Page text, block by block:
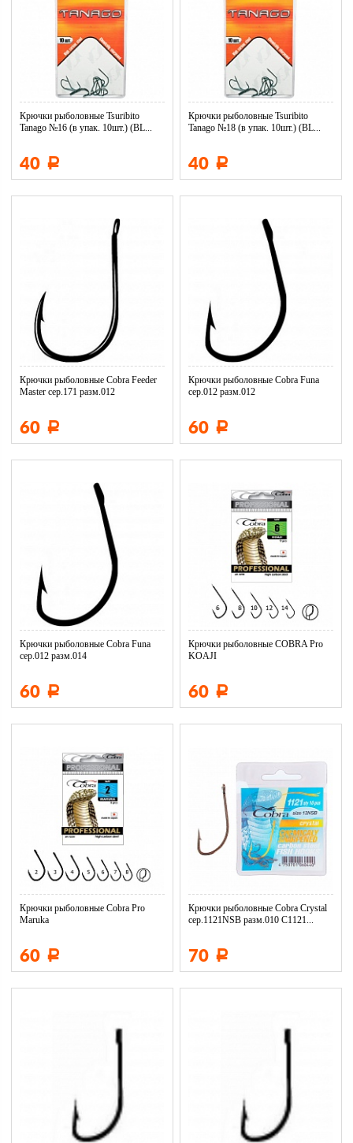
Крючки рыболовные Tsuribito
Tanago №16 (в упак. 10шт.) (BL...
40 Р
Крючки рыболовные Tsuribito
Tanago №18 (в упак. 10шт.) (BL...
40 Р
Крючки рыболовные Cobra Feeder
Master сер.171 разм.012
60 Р
Крючки рыболовные Cobra Funa
сер.012 разм.012
60 Р
Крючки рыболовные Cobra Funa
сер.012 разм.014
60 Р
Крючки рыболовные COBRA Pro
KOAJI
60 Р
Крючки рыболовные Cobra Pro
Maruka
60 Р
Крючки рыболовные Cobra Crystal
сер.1121NSB разм.010 C1121...
70 Р